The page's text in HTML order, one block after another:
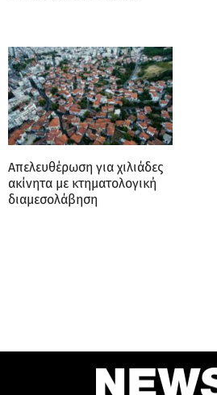
Απελευθέρωση για χιλιάδες
ακίνητα με κτηματολογική
διαμεσολάβηση